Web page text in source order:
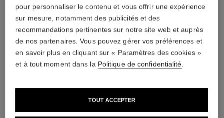
dont 1 diamant de centre taille brillant de 0,30 carat
certifié par le GIA
Caractéristiques variables**
pour personnaliser le contenu et vous offrir une expérience
sur mesure, notamment des publicités et des
recommandations pertinentes sur notre site web et auprès
de nos partenaires. Vous pouvez gérer vos préférences et
en savoir plus en cliquant sur « Paramètres des cookies »
et à tout moment dans la Politique de confidentialité
TOUT ACCEPTER